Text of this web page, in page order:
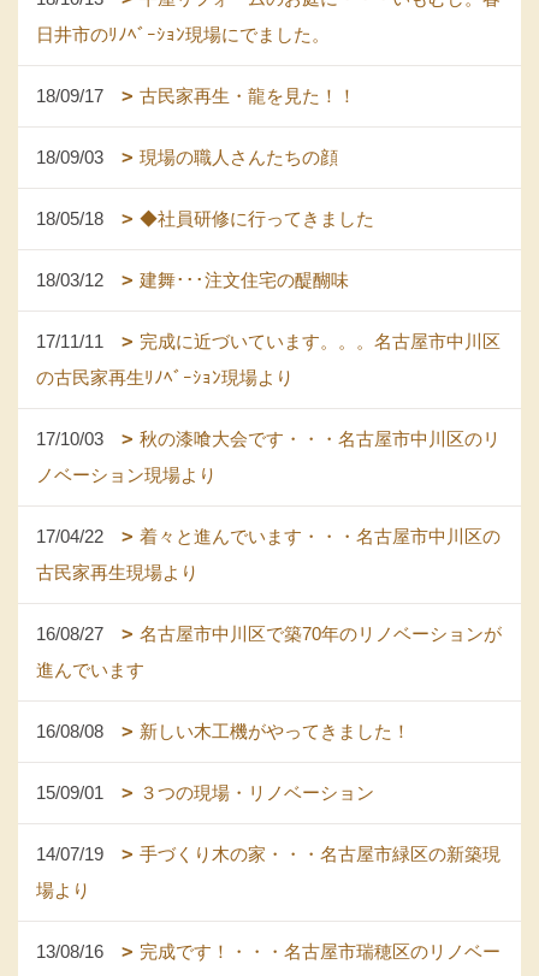
日井市のﾘﾉﾍﾞｰｼｮﾝ現場にでました。
18/09/17 古民家再生・龍を見た！！
18/09/03 現場の職人さんたちの顔
18/05/18 ◆社員研修に行ってきました
18/03/12 建舞･･･注文住宅の醍醐味
17/11/11
完成に近づいています。。。名古屋市中川区
の古民家再生ﾘﾉﾍﾞｰｼｮﾝ現場より
17/10/03
秋の漆喰大会です・・・名古屋市中川区のリ
ノベーション現場より
17/04/22
着々と進んでいます・・・名古屋市中川区の
古民家再生現場より
16/08/27
名古屋市中川区で築70年のリノベーションが
進んでいます
16/08/08 新しい木工機がやってきました！
15/09/01 ３つの現場・リノベーション
14/07/19
手づくり木の家・・・名古屋市緑区の新築現
場より
13/08/16
完成です！・・・名古屋市瑞穂区のリノベー